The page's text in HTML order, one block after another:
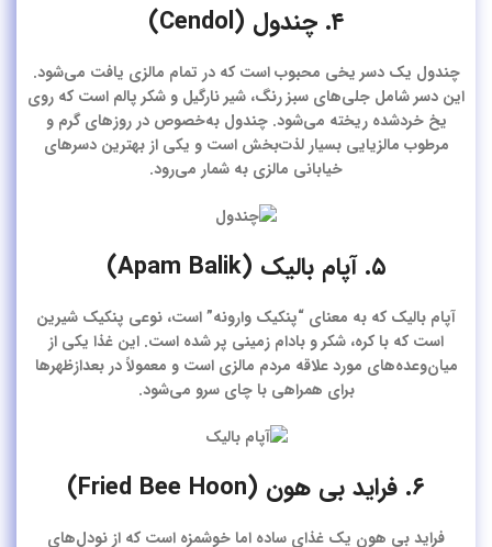
۴. چندول (Cendol)
چندول یک دسر یخی محبوب است که در تمام مالزی یافت می‌شود.
این دسر شامل جلی‌های سبز رنگ، شیر نارگیل و شکر پالم است که روی
یخ خردشده ریخته می‌شود. چندول به‌خصوص در روزهای گرم و
مرطوب مالزیایی بسیار لذت‌بخش است و یکی از بهترین دسرهای
خیابانی مالزی به شمار می‌رود.
۵. آپام بالیک (Apam Balik)
آپام بالیک که به معنای “پنکیک وارونه” است، نوعی پنکیک شیرین
است که با کره، شکر و بادام زمینی پر شده است. این غذا یکی از
میان‌وعده‌های مورد علاقه مردم مالزی است و معمولاً در بعدازظهرها
برای همراهی با چای سرو می‌شود.
۶. فراید بی هون (Fried Bee Hoon)
فراید بی هون یک غذای ساده اما خوشمزه است که از نودل‌های